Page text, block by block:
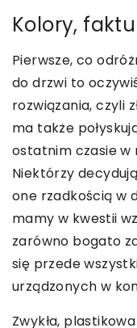
Kolory,
Pierwsze, co
do drzwi to
rozwiązania, czyli
ma także
ostatnim czasie w
Niektórzy
one rzadkością w
mamy w kwestii
zarówno bogato
się przede
urządzonych w
Zwykła,